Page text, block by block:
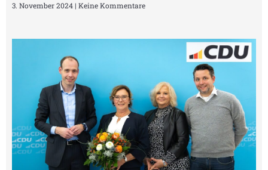
3. November 2024 Keine Kommentare